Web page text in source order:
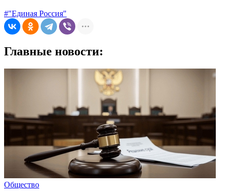
#"Единая Россия"
Главные новости:
Общество